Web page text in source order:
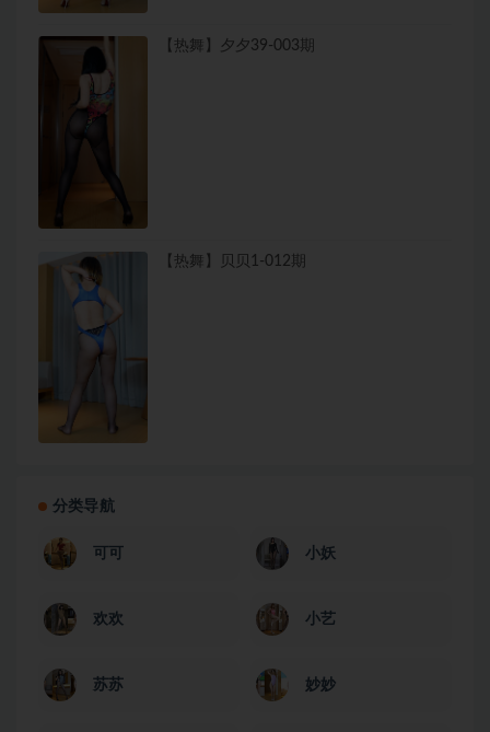
【热舞】夕夕39-003期
【热舞】贝贝1-012期
分类导航
可可 小妖
欢欢 小艺
苏苏 妙妙